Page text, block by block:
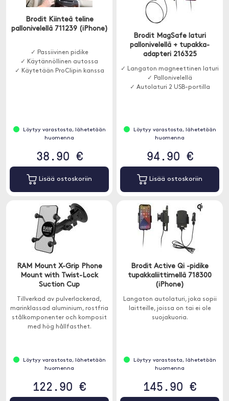
Brodit Kiinteä teline
pallonivelellä 711239 (iPhone)
✓ Passiivinen pidike
✓ Käytännöllinen autossa
✓ Käytetään ProClipin kanssa
Löytyy varastosta, lähetetään
huomenna
38.90 €
Lisää ostoskoriin
Brodit MagSafe laturi
pallonivelellä + tupakka-
adapteri 216325
✓ Langaton magneettinen laturi
✓ Pallonivelellä
✓ Autolaturi 2 USB-portilla
Löytyy varastosta, lähetetään
huomenna
94.90 €
Lisää ostoskoriin
RAM Mount X-Grip Phone
Mount with Twist-Lock
Suction Cup
Tillverkad av pulverlackerad,
marinklassad aluminium, rostfria
stålkomponenter och komposit
med hög hållfasthet.
Löytyy varastosta, lähetetään
huomenna
122.90 €
Brodit Active Qi -pidike
tupakkaliittimellä 718300
(iPhone)
Langaton autolaturi, joka sopii
laitteille, joissa on tai ei ole
suojakuoria.
Löytyy varastosta, lähetetään
huomenna
145.90 €